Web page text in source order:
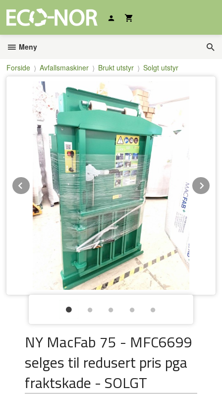
innholdet
Meny
Forside Avfallsmaskiner Brukt utstyr Solgt utstyr
Prev
NY MacFab 75 - MFC6699
selges til redusert pris pga
fraktskade - SOLGT